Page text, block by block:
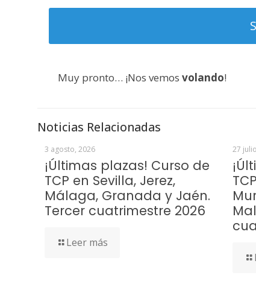
Muy pronto… ¡Nos vemosvolando!
Noticias Relacionadas
3 agosto, 2026
¡Últimas plazas! Curso de
TCP en Sevilla, Jerez,
Málaga, Granada y Jaén.
Tercer cuatrimestre 2026
Leer más
27